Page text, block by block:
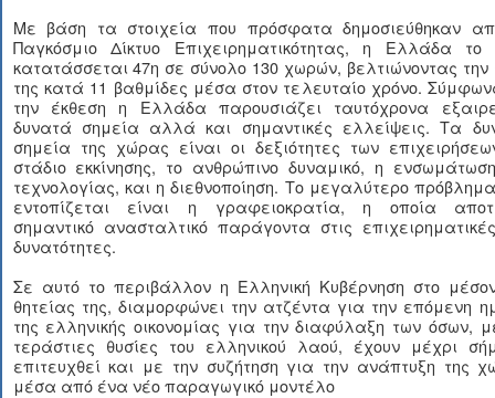
Με βάση τα στοιχεία που πρόσφατα δημοσιεύθηκαν
Παγκόσμιο Δίκτυο Επιχειρηματικότητας, η Ελλάδα το
κατατάσσεται 47η σε σύνολο 130 χωρών, βελτιώνοντας την
της κατά 11 βαθμίδες μέσα στον τελευταίο χρόνο.
την έκθεση η Ελλάδα παρουσιάζει ταυτόχρονα
δυνατά σημεία αλλά και σημαντικές ελλείψεις. Τα
σημεία της χώρας είναι οι δεξιότητες των
στάδιο εκκίνησης, το ανθρώπινο δυναμικό, η
τεχνολογίας, και η διεθνοποίηση. Το μεγαλύτερο
εντοπίζεται είναι η γραφειοκρατία, η οποία
σημαντικό ανασταλτικό παράγοντα στις
δυνατότητες.
Σε αυτό το περιβάλλον η Ελληνική Κυβέρνηση στο
θητείας της, διαμορφώνει την ατζέντα για την επόμενη
της ελληνικής οικονομίας για την διαφύλαξη των όσων,
τεράστιες θυσίες του ελληνικού λαού, έχουν μέχρι
επιτευχθεί και με την συζήτηση για την ανάπτυξη της
μέσα από ένα νέο παραγωγικό μοντέλο